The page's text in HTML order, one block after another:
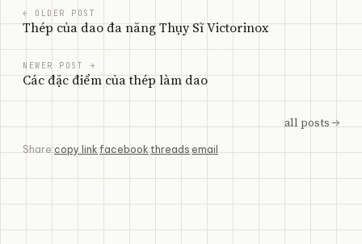
← OLDER POST
Thép của dao đa năng Thụy Sĩ Victorinox
NEWER POST →
Các đặc điểm của thép làm dao
all posts →
Share:copy link·facebook·threads·email